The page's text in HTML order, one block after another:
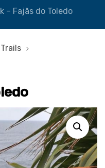
– Fajãs do Toledo